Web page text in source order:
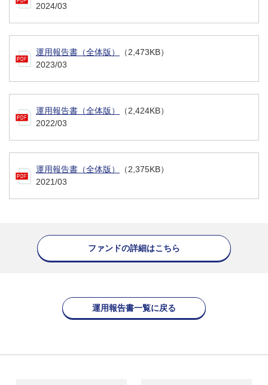
2024/03
運用報告書（全体版）
（2,473KB）
2023/03
運用報告書（全体版）
（2,424KB）
2022/03
運用報告書（全体版）
（2,375KB）
2021/03
ファンドの詳細はこちら
運用報告書一覧に戻る